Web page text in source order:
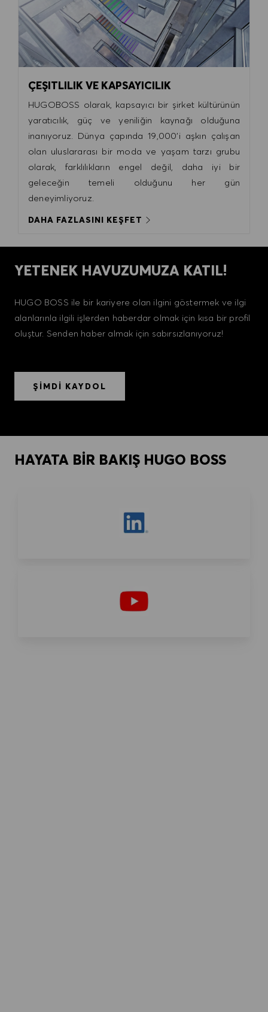
ÇEŞITLILIK VE KAPSAYICILIK
HUGOBOSS olarak, kapsayıcı bir şirket kültürünün
yaratıcılık, güç ve yeniliğin kaynağı olduğuna
inanıyoruz. Dünya çapında 19,000'i aşkın çalışan
olan uluslararası bir moda ve yaşam tarzı grubu
olarak, farklılıkların engel değil, daha iyi bir
geleceğin temeli olduğunu her gün
deneyimliyoruz.
DAHA FAZLASINI KEŞFET
YETENEK HAVUZUMUZA KATIL!
HUGO BOSS ile bir kariyere olan ilgini göstermek ve ilgi
alanlarınla ilgili işlerden haberdar olmak için kısa bir profil
oluştur. Senden haber almak için sabırsızlanıyoruz!
ŞİMDİ KAYDOL
HAYATA BİR BAKIŞ HUGO BOSS